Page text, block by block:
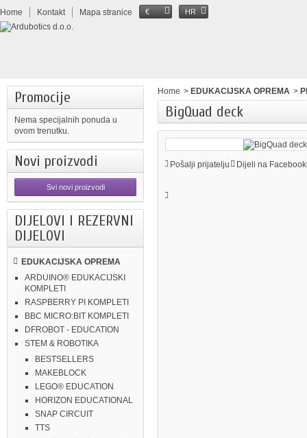
Home Kontakt Mapa stranice € HR
Promocije
Nema specijalnih ponuda u
ovom trenutku.
Novi proizvodi
Svi novi proizvodi
DIJELOVI I REZERVNI
DIJELOVI
EDUKACIJSKA OPREMA
ARDUINO® EDUKACIJSKI
KOMPLETI
RASPBERRY PI KOMPLETI
BBC MICRO:BIT KOMPLETI
DFROBOT - EDUCATION
STEM & ROBOTIKA
BESTSELLERS
MAKEBLOCK
LEGO® EDUCATION
HORIZON EDUCATIONAL
SNAP CIRCUIT
TTS
Home > EDUKACIJSKA OPREMA >
BigQuad deck
Pošalji prijatelju Dijeli na